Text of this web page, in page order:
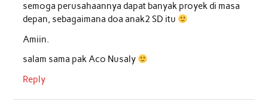
semoga perusahaannya dapat banyak proyek di masa
depan, sebagaimana doa anak2 SD itu
Amiin.
salam sama pak Aco Nusaly
Reply